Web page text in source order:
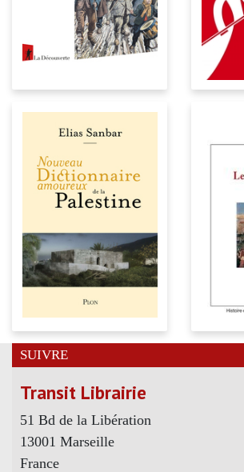
SUIVRE
Transit Librairie
51 Bd de la Libération
13001 Marseille
France